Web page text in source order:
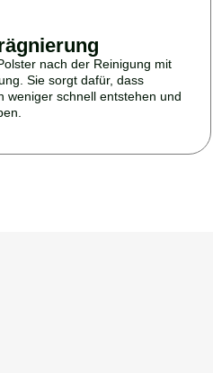
nach der Reinigung mit
Sie sorgt dafür, dass
weniger schnell entstehen und